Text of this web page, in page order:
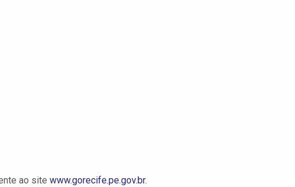
ao site www.gorecife.pe.gov.br.